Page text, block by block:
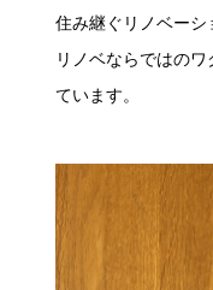
住み継ぐリノベーシ
リノベならではの
ています。